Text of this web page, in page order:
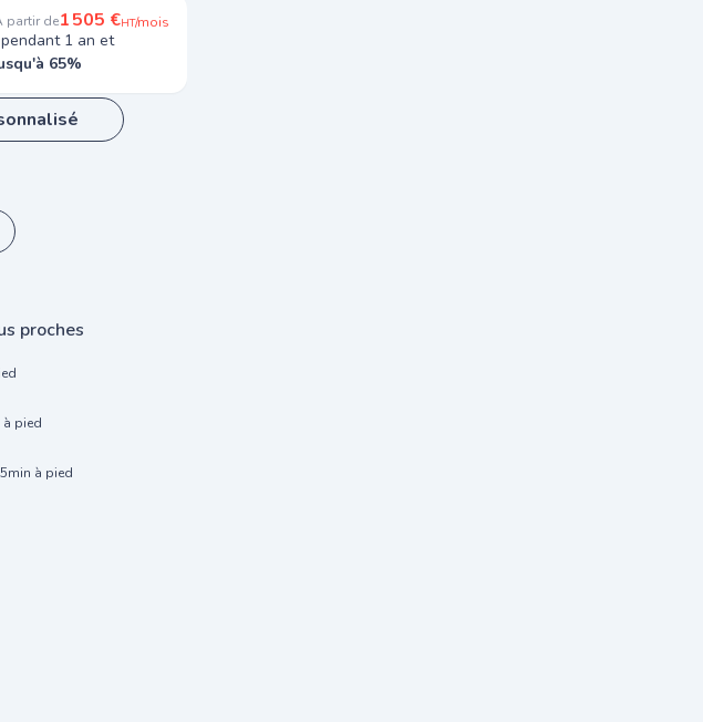
partir de1 505 €HT/mois
1 an et
65%
proches
pied
à pied